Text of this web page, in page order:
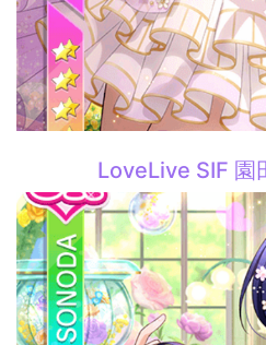
LoveLive SIF 園